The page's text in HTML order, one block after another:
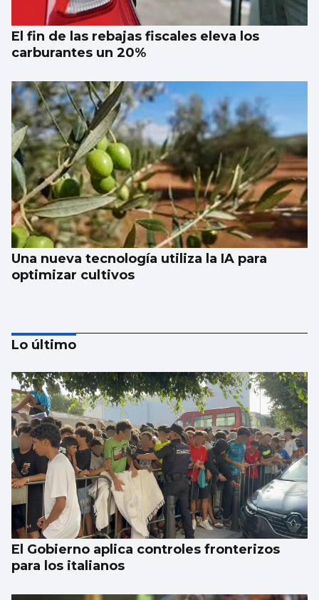
El fin de las rebajas fiscales eleva los
carburantes un 20%
Una nueva tecnología utiliza la IA para
optimizar cultivos
CCOO denuncia que 55.000 trabajadores
gallegos trabajan horas extras cada semana
y cuatro de cada diez no las cobran
Lo último
El Gobierno aplica controles fronterizos
para los italianos